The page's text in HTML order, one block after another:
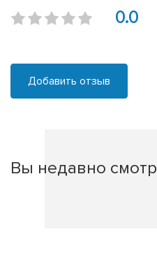
0.0
Добавить отзыв
Вы недавно